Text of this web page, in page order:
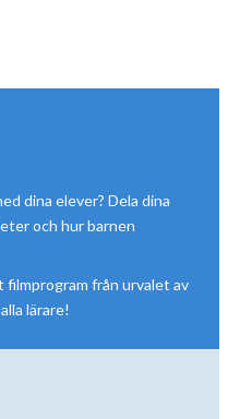
dina elever? Dela dina
och hur barnen
från urvalet av
lärare!